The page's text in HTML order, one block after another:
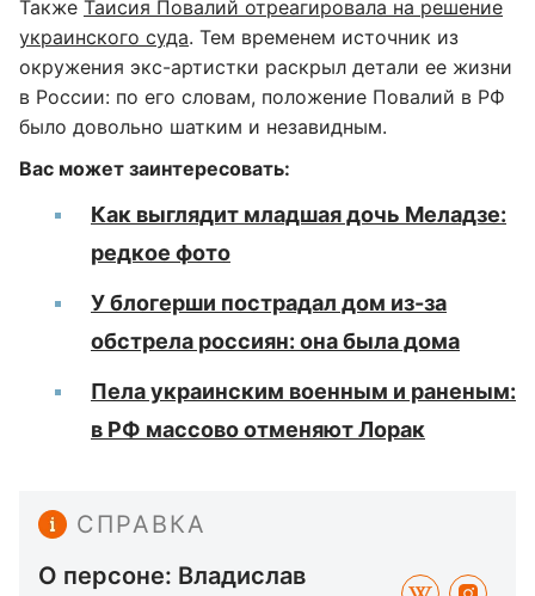
Также Таисия Повалий отреагировала на решение
украинского суда. Тем временем источник из
окружения экс-артистки раскрыл детали ее жизни
в России: по его словам, положение Повалий в РФ
было довольно шатким и незавидным.
Вас может заинтересовать:
Как выглядит младшая дочь Меладзе:
редкое фото
У блогерши пострадал дом из-за
обстрела россиян: она была дома
Пела украинским военным и раненым:
в РФ массово отменяют Лорак
СПРАВКА
О персоне: Владислав